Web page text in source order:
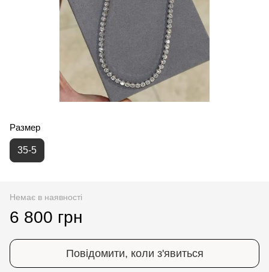
Размер
35-5
Немає в наявності
6 800 грн
Повідомити, коли з'явиться